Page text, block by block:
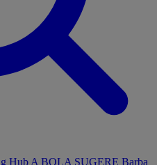
Hub A BOLA SUGERE Barba